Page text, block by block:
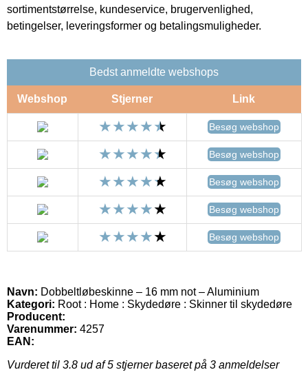
sortimentstørrelse, kundeservice, brugervenlighed,
betingelser, leveringsformer og betalingsmuligheder.
Bedst anmeldte webshops
Webshop Stjerner Link
Besøg webshop
Besøg webshop
Besøg webshop
Besøg webshop
Besøg webshop
Navn: Dobbeltløbeskinne – 16 mm not – Aluminium
Kategori: Root : Home : Skydedøre : Skinner til skydedøre
Producent:
Varenummer: 4257
EAN:
Vurderet til 3.8 ud af 5 stjerner baseret på 3 anmeldelser